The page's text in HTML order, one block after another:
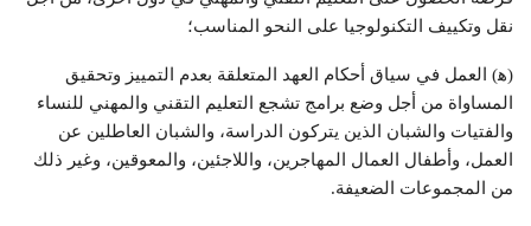
نقل وتكييف التكنولوجيا على النحو المناسب؛
(ﻫ) العمل في سياق أحكام العهد المتعلقة بعدم التمييز وتحقيق
المساواة من أجل وضع برامج تشجع التعليم التقني والمهني للنساء
والفتيات والشبان الذين يتركون الدراسة، والشبان العاطلين عن
العمل، وأطفال العمال المهاجرين، واللاجئين، والمعوقين، وغير ذلك
من المجموعات الضعيفة.